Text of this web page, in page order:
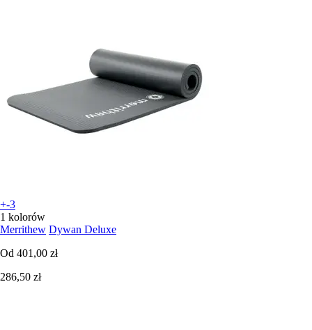
+-3
1 kolorów
Merrithew Dywan Deluxe
Od 401,00 zł
286,50 zł